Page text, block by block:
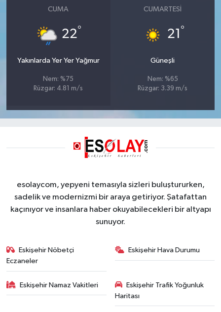
CUMA
22°
Yakınlarda Yer Yer Yağmur
Nem: %75
Rüzgar: 4.81 m/s
CUMARTESI
21 °
Güneşli
Nem: %65
Rüzgar: 3.39 m/s
esolaycom, yepyeni temasıyla sizleri buluştururken,
sadelik ve modernizmi bir araya getiriyor. Şatafattan
kaçınıyor ve insanlara haber okuyabilecekleri bir altyapı
sunuyor.
Eskişehir Nöbetçi
Eczaneler
Eskişehir Hava Durumu
Eskişehir Namaz Vakitleri
Eskişehir Trafik Yoğunluk
Haritası